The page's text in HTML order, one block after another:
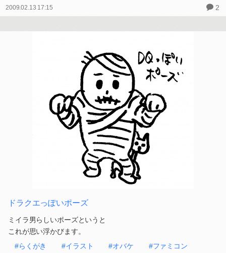
2009.02.13 17:15 2
ドラクエっぽいポーズ
ミイラ男らしいポーズというと
これが思い浮かびます。
#らくがき
#イラスト #オバケ #ファミコン